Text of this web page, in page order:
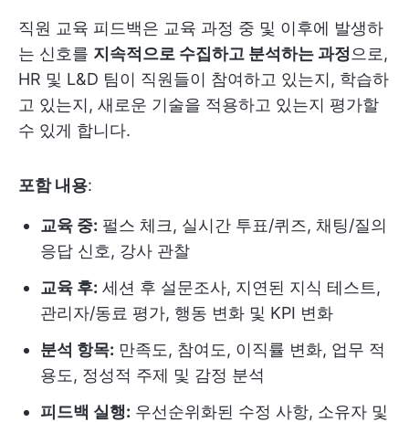
직원 교육 피드백은 교육 과정 중 및 이후에 발생하
는 신호를 지속적으로 수집하고 분석하는 과정 으로,
HR 및 L&D 팀이 직원들이 참여하고 있는지, 학습하
고 있는지, 새로운 기술을 적용하고 있는지 평가할
수 있게 합니다.
포함 내용:
교육 중: 펄스 체크, 실시간 투표/퀴즈, 채팅/질의
응답 신호, 강사 관찰
교육 후: 세션 후 설문조사, 지연된 지식 테스트,
관리자/동료 평가, 행동 변화 및 KPI 변화
분석 항목: 만족도, 참여도, 이직률 변화, 업무 적
용도, 정성적 주제 및 감정 분석
피드백 실행: 우선순위화된 수정 사항, 소유자 및